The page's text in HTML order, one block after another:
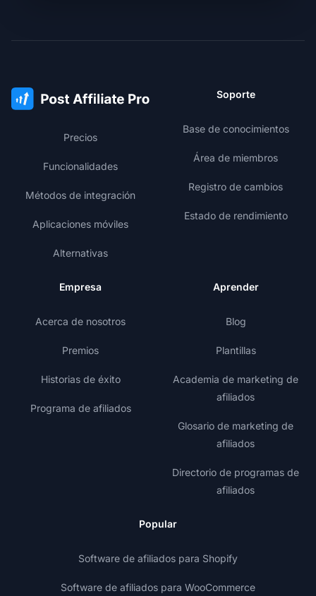
Precios
Funcionalidades
Métodos de integración
Aplicaciones móviles
Alternativas
Soporte
Base de conocimientos
Área de miembros
Registro de cambios
Estado de rendimiento
Empresa
Acerca de nosotros
Premios
Historias de éxito
Programa de afiliados
Aprender
Blog
Plantillas
Academia de marketing de
afiliados
Glosario de marketing de
afiliados
Directorio de programas de
afiliados
Popular
Software de afiliados para Shopify
Software de afiliados para WooCommerce